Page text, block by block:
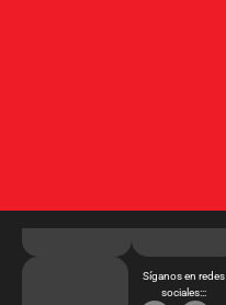
Síganos en redes
sociales:::